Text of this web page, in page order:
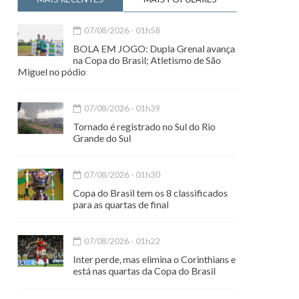
07/08/2026 - 01h58
BOLA EM JOGO: Dupla Grenal avança
na Copa do Brasil; Atletismo de São
Miguel no pódio
07/08/2026 - 01h39
Tornado é registrado no Sul do Rio
Grande do Sul
07/08/2026 - 01h30
Copa do Brasil tem os 8 classificados
para as quartas de final
07/08/2026 - 01h22
Inter perde, mas elimina o Corinthians e
está nas quartas da Copa do Brasil